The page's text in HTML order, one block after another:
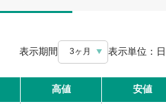
表示期間 3ヶ月 表示単位： 日
高値 安値